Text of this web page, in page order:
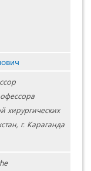
г. Караганда